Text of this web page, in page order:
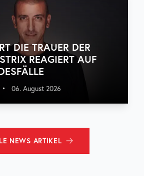
DIE TRAUER DER
REAGIERT AUF
• 06. August 2026
NEWS ARTIKEL